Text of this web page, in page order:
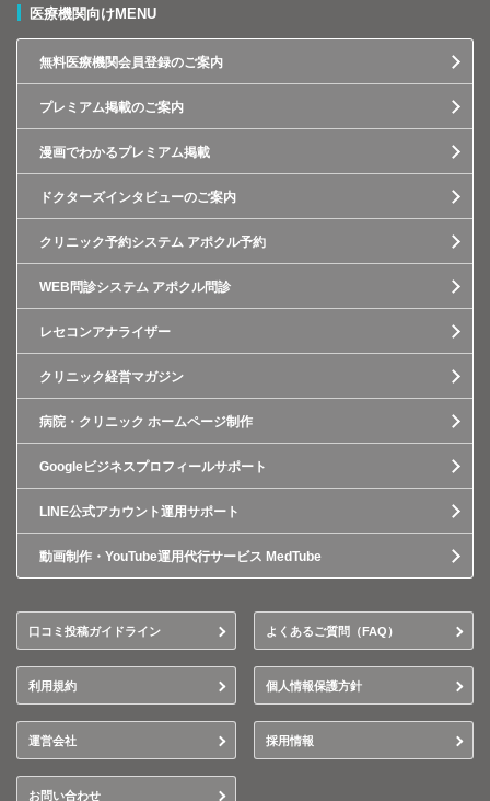
医療機関向けMENU
無料医療機関会員登録のご案内
プレミアム掲載のご案内
漫画でわかるプレミアム掲載
ドクターズインタビューのご案内
クリニック予約システム アポクル予約
WEB問診システム アポクル問診
レセコンアナライザー
クリニック経営マガジン
病院・クリニック ホームページ制作
Googleビジネスプロフィールサポート
LINE公式アカウント運用サポート
動画制作・YouTube運用代行サービス MedTube
口コミ投稿ガイドライン よくあるご質問（FAQ）
利用規約 個人情報保護方針
運営会社 採用情報
お問い合わせ